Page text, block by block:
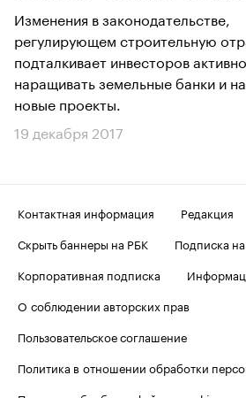
Изменения в законодательстве,
регулирующем строительную
подталкивает инвесторов активно
наращивать земельные банки и
новые проекты.
19 декабря 2017
Контактная информация
Редакция
Скрыть баннеры на РБК
Подписка
Корпоративная подписка
О соблюдении авторских прав
Пользовательское соглашение
Политика в отношении обработки